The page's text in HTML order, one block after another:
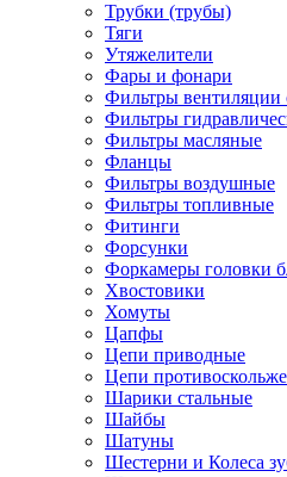
Трубки (трубы)
Тяги
Утяжелители
Фары и фонари
Фильтры вентиляции
Фильтры
Фильтры масляные
Фланцы
Фильтры воздушные
Фильтры топливные
Фитинги
Форсунки
Форкамеры головки
Хвостовики
Хомуты
Цапфы
Цепи приводные
Цепи
Шарики стальные
Шайбы
Шатуны
Шестерни и Колеса